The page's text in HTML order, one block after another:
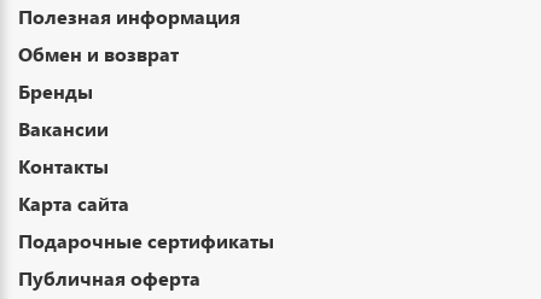
Полезная информация
Обмен и возврат
Бренды
Вакансии
Контакты
Карта сайта
Подарочные сертификаты
Публичная оферта